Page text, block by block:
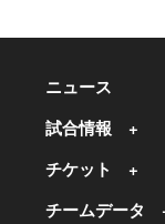
ニュース
試合情報
チケット
チームデータ